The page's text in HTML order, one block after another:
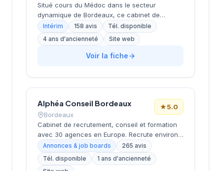
une notation de 4,4 sur 5, témoignant de la
qualité des prestations délivrées.
Situé cours du Médoc dans le secteur
dynamique de Bordeaux, ce cabinet de
recrutement développe son activité de conseil
en ressources humaines sur la métropole
bordelaise. La structure bénéficie d'une
excellente réputation client avec une note de
proposer ses services de recrutement aux
entreprises locales.
Intérim 158 avis
Tél. disponible
4 ans d'ancienneté
Site web
Voir la fiche
Alphéa Conseil Bordeaux
Bordeaux
★5.0
Cabinet de recrutement, conseil et formation
avec 30 agences en Europe. Recrute environ
3 000 candidats par an avec un délai moyen
de 28 jours. Note Google 5.0/5 (265 avis).
Valeurs : proximité, exigence, expertise métier
Annonces & job boards
265 avis
Tél. disponible
1 ans d'ancienneté